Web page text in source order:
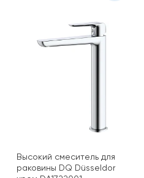
Высокий смеситель для
раковины DQ Düsseldor